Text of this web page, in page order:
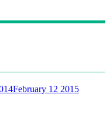
February 12 2015